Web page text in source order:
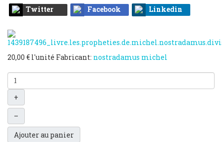
Twitter Facebook Linkedin
20,00 € l'unité Fabricant: nostradamus michel
+
–
Ajouter au panier